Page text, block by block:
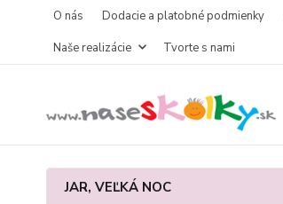
O nás Dodacie a platobné podmienky
Naše realizácie
Tvorte s nami
JAR, VEĽKÁ NOC